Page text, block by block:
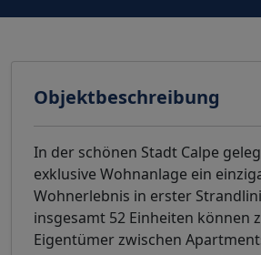
Objektbeschreibung
In der schönen Stadt Calpe
exklusive Wohnanlage ein
Wohnerlebnis in erster
insgesamt 52 Einheiten können
Eigentümer zwischen